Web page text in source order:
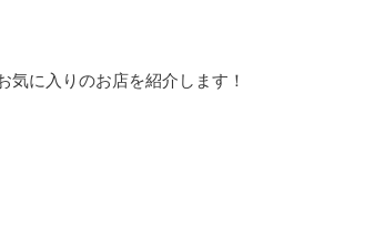
気に入りのお店を紹介します！